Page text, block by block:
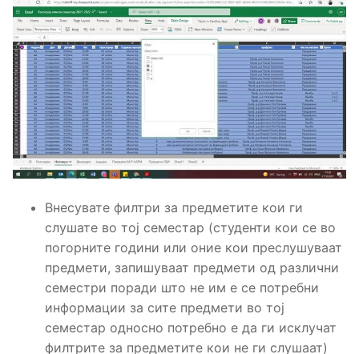
Внесувате филтри за предметите кои ги
слушате во тој семестар (студенти кои се во
погорните години или оние кои преслушуваат
предмети, запишуваат предмети од различни
семестри поради што не им е се потребни
информации за сите предмети во тој
семестар односно потребно е да ги исклучат
филтрите за предметите кои не ги слушаат)